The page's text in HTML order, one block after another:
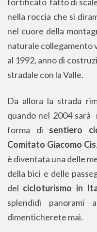
fortificato fatto di
nella roccia che si
nel cuore della
naturale collegamento
al 1992, anno di
stradale con la Valle.
Da allora la strada
quando nel 2004
forma di sentiero
Comitato Giacomo Cis
è diventata una delle
della bici e delle
del cicloturismo in
splendidi
dimenticherete mai.